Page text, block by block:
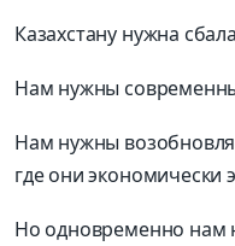
Казахстану нужна
Нам нужны
Нам нужны
где они экономически
Но одновременно нам